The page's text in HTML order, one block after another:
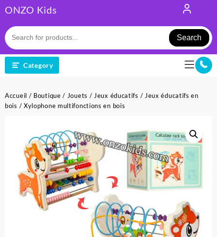
to
content
ONZO Kids
Search
Category
Accueil / Boutique / Jouets / Jeux éducatifs / Jeux éducatifs en
bois / Xylophone multifonctions en bois